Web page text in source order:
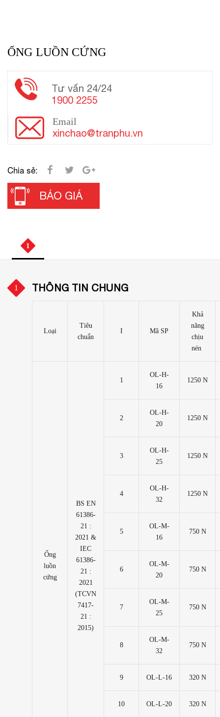
ỐNG LUỒN CỨNG
Tư vấn 24/24
1900 2255
Email
xinchao@tranphu.vn
Chia sẻ:
BÁO GIÁ
1
THÔNG TIN CHUNG
Loại
Tiêu
chuẩn
I Mã SP
Khả
năng
chịu
nén
Ống
luồn
cứng
BS EN
61386-
21 :
2021 &
IEC
61386-
21 :
2021
(TCVN
7417-
21 :
2015)
1
OL-H-
16
1250 N
2
OL-H-
20
1250 N
3
OL-H-
25
1250 N
4
OL-H-
32
1250 N
5
OL-M-
16
750 N
6
OL-M-
20
750 N
7
OL-M-
25
750 N
8
OL-M-
32
750 N
9 OL-L-16 320 N
10 OL-L-20 320 N